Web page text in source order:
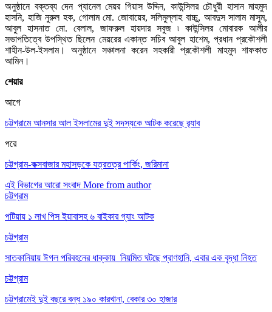
অনুষ্ঠানে বক্তব্য দেন প্যানেল মেয়র গিয়াস উদ্দিন, কাউন্সিলর চৌধুরী হাসান মাহমুদ
হাসনি, হাজি নুরুল হক, গোলাম মো. জোবায়ের, সলিমুল্লাহ বাচ্চু, আবদুস সালাম মাসুম,
আবুল হাসনাত মো. বেলাল, জাফরুল হায়দার সবুজ ৷ কাউন্সিলর মোবারক আলীর
সভাপতিত্বে উপস্থিত ছিলেন মেয়রের একান্ত সচিব আবুল হাশেম, প্রধান প্রকৌশলী
শাহীন-উল-ইসলাম। অনুষ্ঠানে সঞ্চালনা করেন সহকারী প্রকৌশলী মাহমুদ শাফকাত
আমিন।
শেয়ার
আগে
চট্টগ্রামে আনসার আল ইসলামের দুই সদস্যকে আটক করেছে র‍্যাব
পরে
চট্টগ্রাম-কক্সবাজার মহাসড়কে যত্রতত্র পার্কিং, জরিমানা
এই বিভাগের আরো সংবাদ More from author
চট্টগ্রাম
পটিয়ায় ১ লাখ পিস ইয়াবাসহ ৬ বাইকার গ্যাং আটক
চট্টগ্রাম
সাতকানিয়ায় ঈগল পরিবহনের ধাক্কায় নিয়মিত ঘটছে প্রাণহানি, এবার এক বৃদ্ধা নিহত
চট্টগ্রাম
চট্টগ্রামেই দুই বছরে বন্ধ ১৯০ কারখানা, বেকার ৩০ হাজার